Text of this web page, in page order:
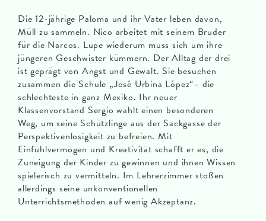
Die 12-jährige Paloma und ihr Vater leben davon,
Müll zu sammeln. Nico arbeitet mit seinem Bruder
für die Narcos. Lupe wiederum muss sich um ihre
jüngeren Geschwister kümmern. Der Alltag der drei
ist geprägt von Angst und Gewalt. Sie besuchen
zusammen die Schule „José Urbina López“– die
schlechteste in ganz Mexiko. Ihr neuer
Klassenvorstand Sergio wählt einen besonderen
Weg, um seine Schützlinge aus der Sackgasse der
Perspektivenlosigkeit zu befreien. Mit
Einfühlvermögen und Kreativität schafft er es, die
Zuneigung der Kinder zu gewinnen und ihnen Wissen
spielerisch zu vermitteln. Im Lehrerzimmer stoßen
allerdings seine unkonventionellen
Unterrichtsmethoden auf wenig Akzeptanz.